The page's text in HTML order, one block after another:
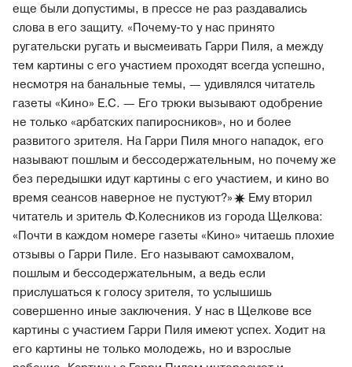
еще были допустимы, в прессе не раз раздавались
слова в его защиту. «Почему-то у нас принято
ругательски ругать и высмеивать Гарри Пиля, а между
тем картины с его участием проходят всегда успешно,
несмотря на банальные темы, — удивлялся читатель
газеты «Кино» Е.С. — Его трюки вызывают одобрение
не только «арбатских папиросников», но и более
развитого зрителя. На Гарри Пиля много нападок, его
называют пошлым и бессодержательным, но почему же
без передышки идут картины с его участием, и кино во
время сеансов наверное не пустуют?»
Ему вторил
читатель и зритель Ф.Колесников из города Щелкова:
«Почти в каждом номере газеты «Кино» читаешь плохие
отзывы о Гарри Пиле. Его называют самохвалом,
пошлым и бессодержательным, а ведь если
прислушаться к голосу зрителя, то услышишь
совершенно иные заключения. У нас в Щелкове все
картины с участием Гарри Пиля имеют успех. Ходит на
его картины не только молодежь, но и взрослые